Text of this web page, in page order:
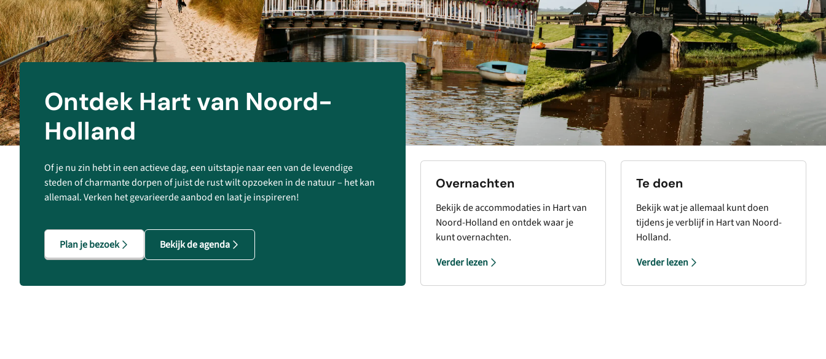
Ontdek Hart van Noord-
Holland
Of je nu zin hebt in een actieve dag, een uitstapje naar een van de levendige
steden of charmante dorpen of juist de rust wilt opzoeken in de natuur – het kan
allemaal. Verken het gevarieerde aanbod en laat je inspireren!
Plan je bezoek Bekijk de agenda
Overnachten
Bekijk de accommodaties in Hart van
Noord-Holland en ontdek waar je
kunt overnachten.
Verder lezen
Te doen
Bekijk wat je allemaal kunt doen
tijdens je verblijf in Hart van Noord-
Holland.
Verder lezen